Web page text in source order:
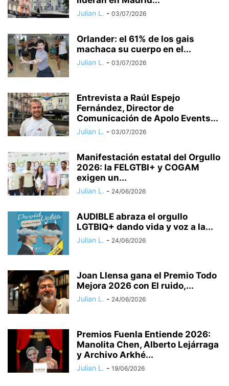
Julian L. - 03/07/2026
Orlander: el 61% de los gais
machaca su cuerpo en el...
Julian L. - 03/07/2026
Entrevista a Raúl Espejo
Fernández, Director de
Comunicación de Apolo Events...
Julian L. - 03/07/2026
Manifestación estatal del Orgullo
2026: la FELGTBI+ y COGAM
exigen un...
Julian L. - 24/06/2026
AUDIBLE abraza el orgullo
LGTBIQ+ dando vida y voz a la...
Julian L. - 24/06/2026
Joan Llensa gana el Premio Todo
Mejora 2026 con El ruido,...
Julian L. - 24/06/2026
Premios Fuenla Entiende 2026:
Manolita Chen, Alberto Lejárraga
y Archivo Arkhé...
Julian L. - 19/06/2026